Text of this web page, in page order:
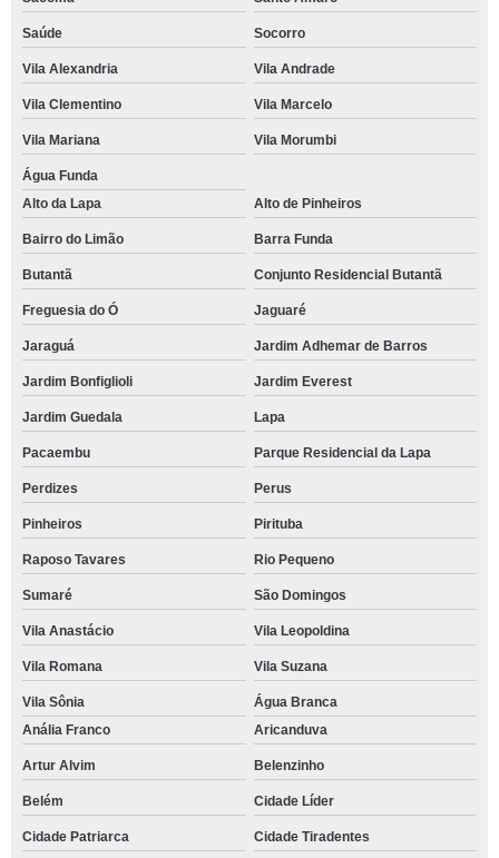
Saúde Socorro
Vila Alexandria Vila Andrade
Vila Clementino Vila Marcelo
Vila Mariana Vila Morumbi
Água Funda
Alto da Lapa
Alto de Pinheiros
Bairro do Limão Barra Funda
Butantã Conjunto Residencial Butantã
Freguesia do Ó Jaguaré
Jaraguá Jardim Adhemar de Barros
Jardim Bonfiglioli Jardim Everest
Jardim Guedala Lapa
Pacaembu Parque Residencial da Lapa
Perdizes Perus
Pinheiros Pirituba
Raposo Tavares Rio Pequeno
Sumaré São Domingos
Vila Anastácio Vila Leopoldina
Vila Romana Vila Suzana
Vila Sônia
Água Branca
Anália Franco
Aricanduva
Artur Alvim Belenzinho
Belém Cidade Líder
Cidade Patriarca Cidade Tiradentes